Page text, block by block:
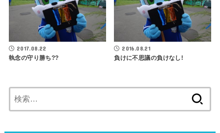
2017.08.22
執念の守り勝ち??
2016.08.21
負けに不思議の負けなし!
索: